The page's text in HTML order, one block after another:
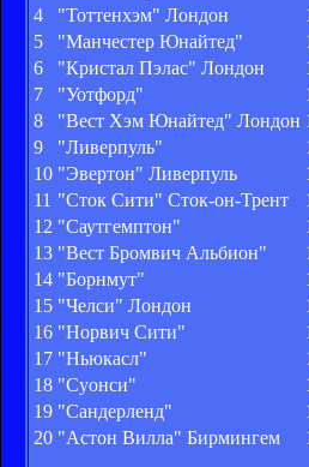
4
"Тоттенхэм" Лондон
5
"Манчестер Юнайтед"
6
"Кристал Пэлас" Лондон
7
"Уотфорд"
8
"Вест Хэм Юнайтед" Лондон
9
"Ливерпуль"
10 "Эвертон" Ливерпуль
11 "Сток Сити" Сток-он-Трент
12 "Саутгемптон"
13 "Вест Бромвич Альбион"
14 "Борнмут"
15 "Челси" Лондон
16 "Норвич Сити"
17 "Ньюкасл"
18 "Суонси"
19 "Сандерленд"
20 "Астон Вилла" Бирмингем